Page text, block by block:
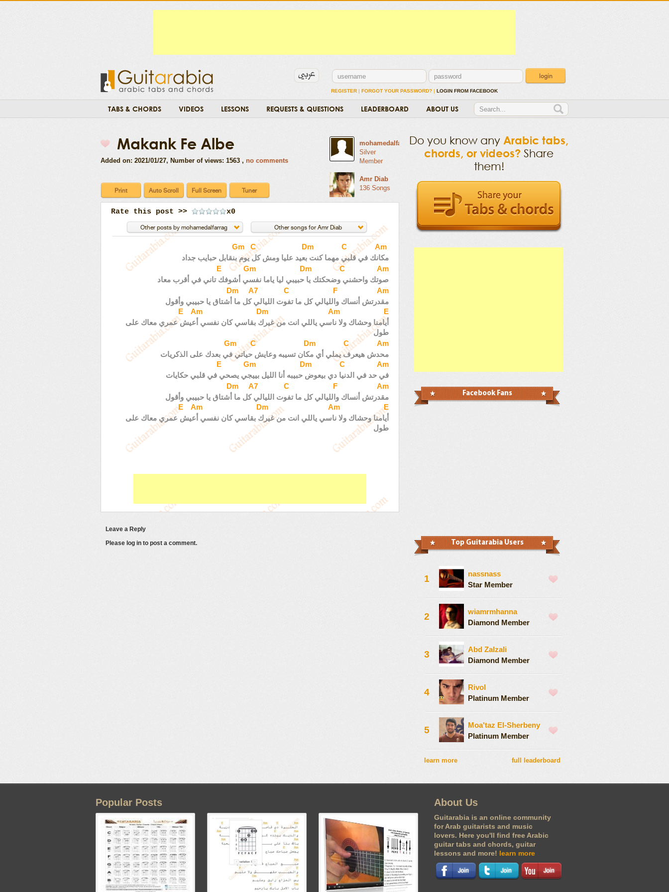
REGISTER | FORGOT YOUR PASSWORD? | LOGIN FROM FACEBOOK
TABS & CHORDS VIDEOS LESSONS REQUESTS & QUESTIONS LEADERBOARD ABOUT US
Makank Fe Albe
Added on: 2021/01/27, Number of views: 1563 , no comments
mohamedalfarrag
Silver
Member
Amr Diab
136 Songs
Rate this post >> x0
Gm C Dm C
Am
مكانك في قلبي مهما كنت بعيد عليا ومش كل يوم بنقابل حبايب جداد
E
Gm Dm C
Am
صوتك واحشني وضحكتك يا حبيبي ليا ياما نفسي أشوفك تاني في أقرب معاد
Dm
A7 C F
Am
مقدرتش أنساك والليالي كل ما تفوت الليالي كل ما أشتاق يا حبيبي وأقول
E
Am Dm Am
E
أيامنا وحشاك ولا ناسي ياللي انت من غيرك بقاسي كان نفسي أعيش عمري معاك على
طول
Gm
C Dm C
Am
محدش هيعرف يملي أي مكان تسيبه وعايش حياتي في بعدك على الذكريات
E
Gm Dm C
Am
في حد في الدنيا دي بيعوض حبيبه أنا الليل بييجي يصحي في قلبي حكايات
Dm
A7 C F
Am
مقدرتش أنساك والليالي كل ما تفوت الليالي كل ما أشتاق يا حبيبي وأقول
E
Am Dm Am
E
أيامنا وحشاك ولا ناسي ياللي انت من غيرك بقاسي كان نفسي أعيش عمري معاك على
طول
Leave a Reply
Please log in to post a comment.
Do you know any Arabic tabs,
chords, or videos? Share
them!
Facebook Fans
Top Guitarabia Users
1
nassnass
Star Member
2
wiamrmhanna
Diamond Member
3
Abd Zalzali
Diamond Member
4
Rivol
Platinum Member
5
Moa'taz El-Sherbeny
Platinum Member
learn more full leaderboard
Popular Posts About Us
Guitarabia is an online community
for Arab guitarists and music
lovers. Here you'll find free Arabic
guitar tabs and chords, guitar
lessons and more! learn more